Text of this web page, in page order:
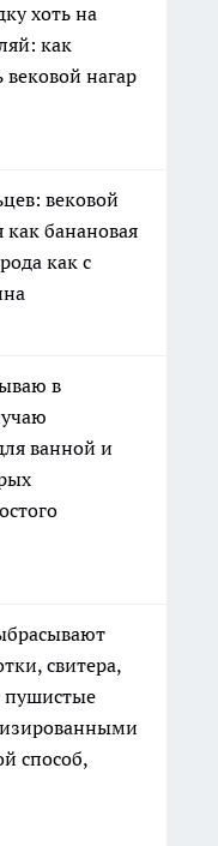
хоть на
как
нагар
вековой
как банановая
как с
в
ванной и
свитера,
пушистые
способ,